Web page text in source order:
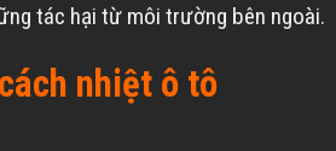
tác hại từ môi trường bên ngoài.
nhiệt ô tô